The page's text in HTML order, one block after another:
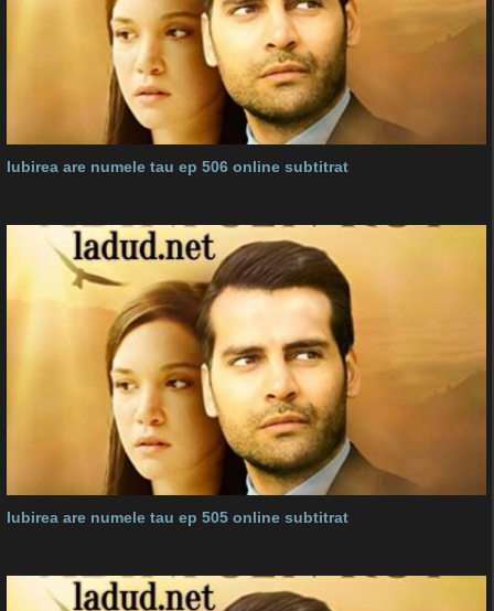
Iubirea are numele tau ep 506 online subtitrat
Iubirea are numele tau ep 505 online subtitrat